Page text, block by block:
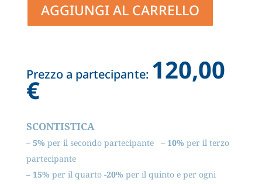
VIDEOCONFERENZA
AGGIUNGI AL CARRELLO
Prezzo a partecipante: 120,00
€
SCONTISTICA
– 5% per il secondo partecipante – 10% per il terzo
partecipante
– 15% per il quarto -20% per il quinto e per ogni